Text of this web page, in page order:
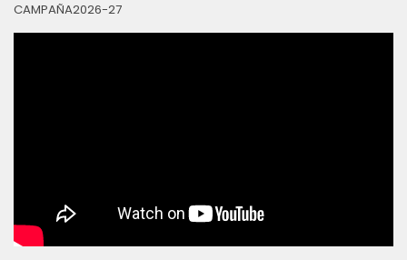
CAMPAÑA2026-27